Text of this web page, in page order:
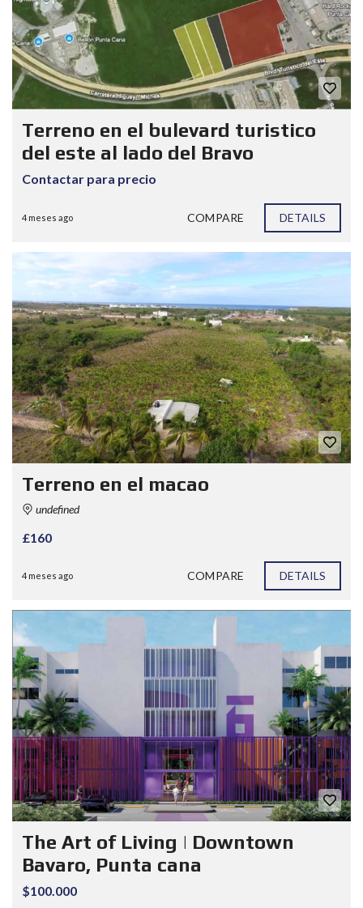
Terreno en el bulevard turistico
del este al lado del Bravo
Contactar para precio
4 meses ago COMPARE DETAILS
Terreno en el macao
undefined
£160
4 meses ago COMPARE DETAILS
The Art of Living | Downtown
Bavaro, Punta cana
$100.000